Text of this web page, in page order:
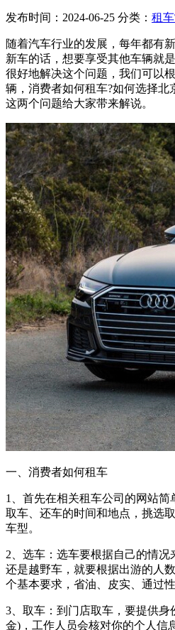
发布时间：2024-06-25 分类： 租
随着汽车行业的发展，每年都有
新车的话，想要享受其他车辆就
很好地解决这个问题，我们可以
辆，消费者如何租车?如何选择北
这两个问题给大家带来解说。
一、消费者如何租车
1、首先在相关租车公司的网站
取车、还车的时间和地点，挑选
车型。
2、选车：选车要根据自己的情
还是越野车，就要根据出游的人
个基本要求，省油、皮实、通过性
3、取车：到门店取车，要提供
金)，工作人员会核对你的个人信